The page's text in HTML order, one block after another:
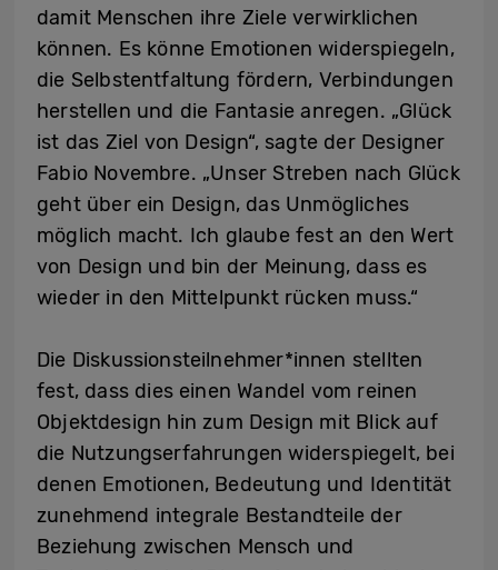
damit Menschen ihre Ziele verwirklichen
können. Es könne Emotionen widerspiegeln,
die Selbstentfaltung fördern, Verbindungen
herstellen und die Fantasie anregen. „Glück
ist das Ziel von Design“, sagte der Designer
Fabio Novembre. „Unser Streben nach Glück
geht über ein Design, das Unmögliches
möglich macht. Ich glaube fest an den Wert
von Design und bin der Meinung, dass es
wieder in den Mittelpunkt rücken muss.“
Die Diskussionsteilnehmer*innen stellten
fest, dass dies einen Wandel vom reinen
Objektdesign hin zum Design mit Blick auf
die Nutzungserfahrungen widerspiegelt, bei
denen Emotionen, Bedeutung und Identität
zunehmend integrale Bestandteile der
Beziehung zwischen Mensch und